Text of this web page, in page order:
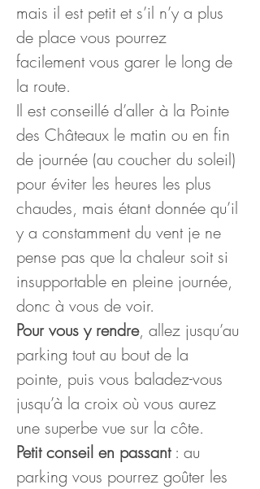
mais il est petit et s’il n’y a plus
de place vous pourrez
facilement vous garer le long de
la route.
Il est conseillé d’aller à la Pointe
des Châteaux le matin ou en fin
de journée (au coucher du soleil)
pour éviter les heures les plus
chaudes, mais étant donnée qu’il
y a constamment du vent je ne
pense pas que la chaleur soit si
insupportable en pleine journée,
donc à vous de voir.
Pour vous y rendre, allez jusqu’au
parking tout au bout de la
pointe, puis vous baladez-vous
jusqu’à la croix où vous aurez
une superbe vue sur la côte.
Petit conseil en passant : au
parking vous pourrez goûter les